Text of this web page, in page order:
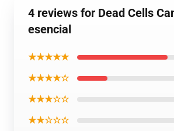
4 reviews for Dead Cells
esencial
★★★★★
★★★★☆
★★★☆☆
★★☆☆☆